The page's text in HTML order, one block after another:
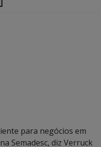
para negócios em
Semadesc, diz Verruck